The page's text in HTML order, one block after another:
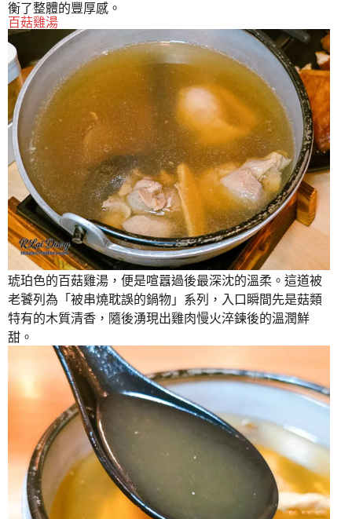
衡了整體的豐厚感。
百菇雞湯
琥珀色的百菇雞湯，便是喧囂過後最深沈的溫柔。這道被
老饕列為「被串燒耽誤的鍋物」系列，入口瞬間先是菇類
特有的木質清香，隨後湧現出雞肉慢火淬鍊後的溫潤鮮
甜。